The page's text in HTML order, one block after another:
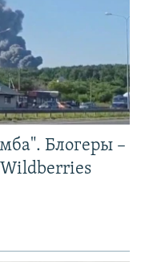
Блогеры –
Wildberries